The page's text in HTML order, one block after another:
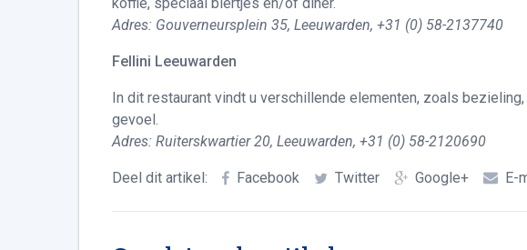
Adres: Gouverneursplein 35, Leeuwarden, +31 (0) 58-2137740
Fellini Leeuwarden
In dit restaurant vindt u verschillende elementen, zoals
gevoel.
Adres: Ruiterskwartier 20, Leeuwarden, +31 (0) 58-2120690
Deel dit artikel: Facebook Twitter Google+ E-